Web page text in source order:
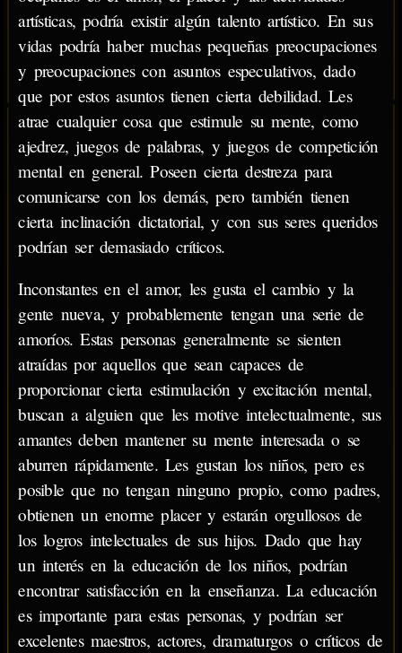
artísticas, podría existir algún talento artístico. En sus
vidas podría haber muchas pequeñas preocupaciones
y preocupaciones con asuntos especulativos, dado
que por estos asuntos tienen cierta debilidad. Les
atrae cualquier cosa que estimule su mente, como
ajedrez, juegos de palabras, y juegos de competición
mental en general. Poseen cierta destreza para
comunicarse con los demás, pero también tienen
cierta inclinación dictatorial, y con sus seres queridos
podrían ser demasiado críticos.
Inconstantes en el amor, les gusta el cambio y la
gente nueva, y probablemente tengan una serie de
amoríos. Estas personas generalmente se sienten
atraídas por aquellos que sean capaces de
proporcionar cierta estimulación y excitación mental,
buscan a alguien que les motive intelectualmente, sus
amantes deben mantener su mente interesada o se
aburren rápidamente. Les gustan los niños, pero es
posible que no tengan ninguno propio, como padres,
obtienen un enorme placer y estarán orgullosos de
los logros intelectuales de sus hijos. Dado que hay
un interés en la educación de los niños, podrían
encontrar satisfacción en la enseñanza. La educación
es importante para estas personas, y podrían ser
excelentes maestros, actores, dramaturgos o críticos de